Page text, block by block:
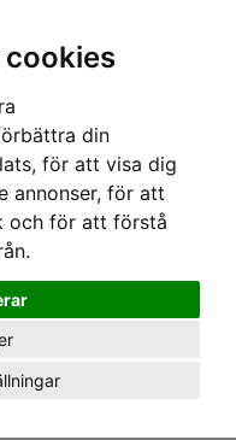
cookies
din
för att visa dig
annonser, för att
och för att förstå
JAG 2m, Petzl